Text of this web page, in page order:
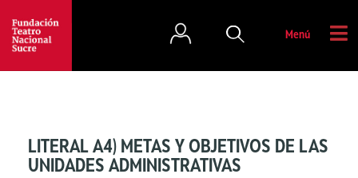
Menú
LITERAL A4) METAS Y OBJETIVOS DE LAS
UNIDADES ADMINISTRATIVAS